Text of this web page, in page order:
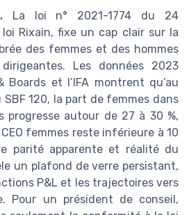
La loi n° 2021-1774 du 24
Rixain, fixe un cap clair sur la
des femmes et des hommes
Les données 2023
Boards et l’IFA montrent qu’au
120, la part de femmes dans
progresse autour de 27 à 30 %,
femmes reste inférieure à 10
parité apparente et réalité du
un plafond de verre persistant,
P&L et les trajectoires vers
Pour un président de conseil,